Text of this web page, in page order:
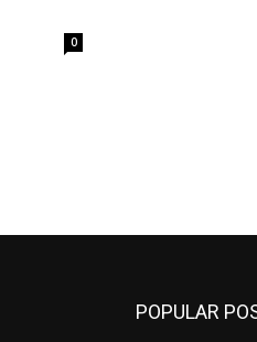
0
POPULAR